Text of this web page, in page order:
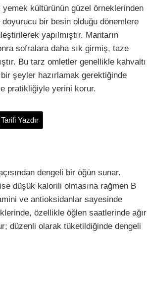
kültürünün güzel örneklerinden
bir besin olduğu dönemlere
yapılmıştır. Mantarın
sofralara daha sık girmiş, taze
Bu tarz omletler genellikle kahvaltı
şeyler hazırlamak gerektiğinde
pratikliğiyle yerini korur.
Yazdır
dengeli bir öğün sunar.
ise düşük kalorili olmasına rağmen B
ve antioksidanlar sayesinde
özellikle öğlen saatlerinde ağır
düzenli olarak tüketildiğinde dengeli